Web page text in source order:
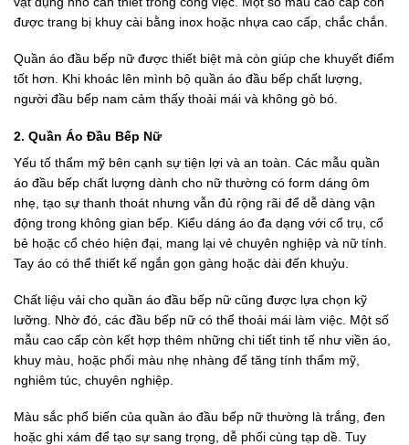
được trang bị khuy cài bằng inox hoặc nhựa cao cấp, chắc chắn.
Quần áo đầu bếp nữ được thiết biệt mà còn giúp che khuyết điểm
tốt hơn. Khi khoác lên mình bộ quần áo đầu bếp chất lượng,
người đầu bếp nam cảm thấy thoải mái và không gò bó.
2. Quần Áo Đầu Bếp Nữ
Yếu tố thẩm mỹ bên cạnh sự tiện lợi và an toàn. Các mẫu quần
áo đầu bếp chất lượng dành cho nữ thường có form dáng ôm
nhẹ, tạo sự thanh thoát nhưng vẫn đủ rộng rãi để dễ dàng vận
động trong không gian bếp. Kiểu dáng áo đa dạng với cổ trụ, cổ
bẻ hoặc cổ chéo hiện đại, mang lại vẻ chuyên nghiệp và nữ tính.
Tay áo có thể thiết kế ngắn gọn gàng hoặc dài đến khuỷu.
Chất liệu vải cho quần áo đầu bếp nữ cũng được lựa chọn kỹ
lưỡng. Nhờ đó, các đầu bếp nữ có thể thoải mái làm việc. Một số
mẫu cao cấp còn kết hợp thêm những chi tiết tinh tế như viền áo,
khuy màu, hoặc phối màu nhẹ nhàng để tăng tính thẩm mỹ,
nghiêm túc, chuyên nghiệp.
Màu sắc phổ biến của quần áo đầu bếp nữ thường là trắng, đen
hoặc ghi xám để tạo sự sang trọng, dễ phối cùng tạp dề. Tuy